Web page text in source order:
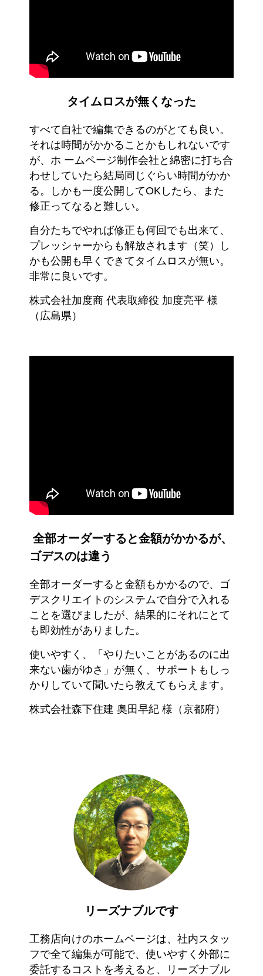
タイムロスが無くなった
すべて自社で編集できるのがとても良い。
それは時間がかかることかもしれないです
が、ホ ームページ制作会社と綿密に打ち合
わせしていたら結局同じぐらい時間がかか
る。しかも一度公開してOKしたら、また
修正ってなると難しい。
自分たちでやれば修正も何回でも出来て、
プレッシャーからも解放されます（笑）し
かも公開も早くできてタイムロスが無い。
非常に良いです。
株式会社加度商 代表取締役 加度亮平 様
（広島県）
全部オーダーすると金額がかかるが、
ゴデスのは違う
全部オーダーすると金額もかかるので、ゴ
デスクリエイトのシステムで自分で入れる
ことを選びましたが、結果的にそれにとて
も即効性がありました。
使いやすく、「やりたいことがあるのに出
来ない歯がゆさ」が無く、サポートもしっ
かりしていて聞いたら教えてもらえます。
株式会社森下住建 奥田早紀 様（京都府）
リーズナブルです
工務店向けのホームページは、社内スタッ
フで全て編集が可能で、使いやすく外部に
委託するコストを考えると、リーズナブル